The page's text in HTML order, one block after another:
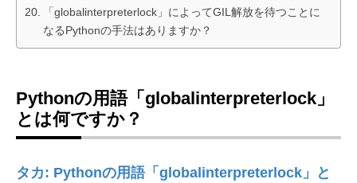
「globalinterpreterlock」によってGIL解放を待つことに
なるPythonの手法はありますか？
Pythonの用語「globalinterpreterlock」
とは何ですか？
タカ: Pythonの用語「globalinterpreterlock」と